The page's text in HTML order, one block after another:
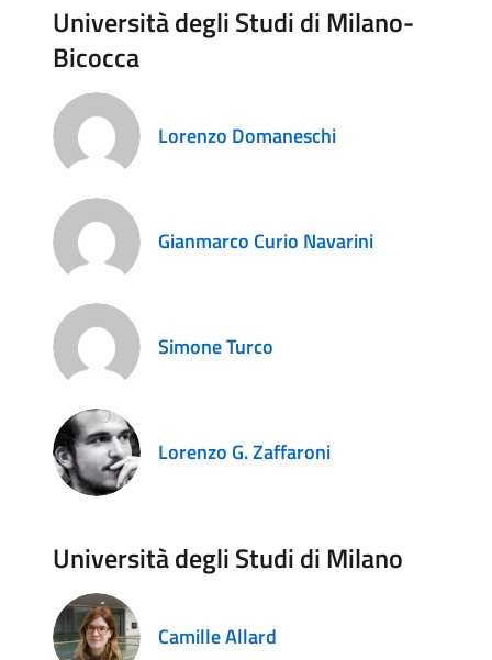
Università degli Studi di Milano-
Bicocca
Lorenzo Domaneschi
Gianmarco Curio Navarini
Simone Turco
Lorenzo G. Zaffaroni
Università degli Studi di Milano
Camille Allard